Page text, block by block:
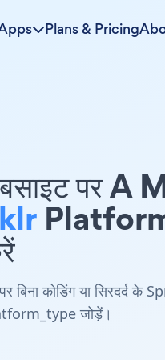
Plans & Pricing
पर
बिना कोडिंग या सिरदर्द के
जोड़ें।